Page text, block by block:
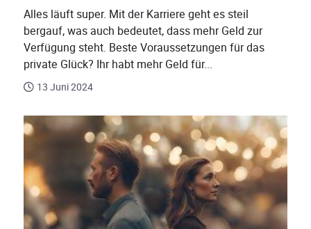
Alles läuft super. Mit der Karriere geht es steil
bergauf, was auch bedeutet, dass mehr Geld zur
Verfügung steht. Beste Voraussetzungen für das
private Glück? Ihr habt mehr Geld für...
13 Juni 2024